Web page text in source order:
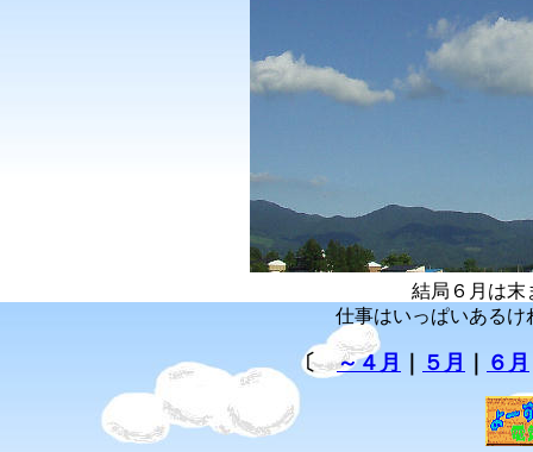
結局６月は末
仕事はいっぱいある
〔～４月 ５月 ６月